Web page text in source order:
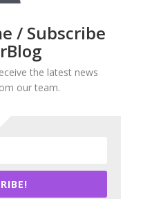
/ Subscribe
the latest news
our team.